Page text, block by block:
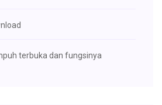
terbuka dan fungsinya